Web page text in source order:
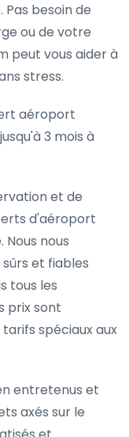
besoin de
ou de votre
peut vous aider à
stress.
aéroport
3 mois à
et de
d'aéroport
nous
et fiables
tous les
prix sont
spéciaux aux
entretenus et
axés sur le